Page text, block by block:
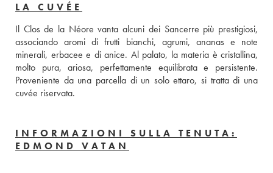
LA CUVÉE
Il Clos de la Néore vanta alcuni dei Sancerre più prestigiosi,
associando aromi di frutti bianchi, agrumi, ananas e note
minerali, erbacee e di anice. Al palato, la materia è cristallina,
molto pura, ariosa, perfettamente equilibrata e persistente.
Proveniente da una parcella di un solo ettaro, si tratta di una
cuvée riservata.
INFORMAZIONI SULLA TENUTA:
EDMOND VATAN